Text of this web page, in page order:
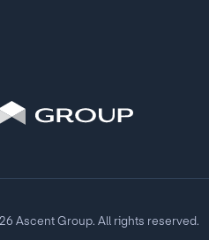
Ascent Group. All rights reserved.